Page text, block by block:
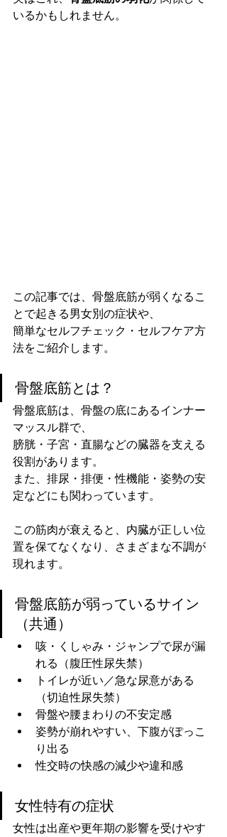
いるかもしれません。
この記事では、骨盤底筋が弱くなるこ
とで起きる男女別の症状や、
簡単なセルフチェック・セルフケア方
法をご紹介します。
骨盤底筋とは？
骨盤底筋は、骨盤の底にあるインナー
マッスル群で、
膀胱・子宮・直腸などの臓器を支える
役割があります。
また、排尿・排便・性機能・姿勢の安
定などにも関わっています。
この筋肉が衰えると、内臓が正しい位
置を保てなくなり、さまざまな不調が
現れます。
骨盤底筋が弱っているサイン
（共通）
咳・くしゃみ・ジャンプで尿が漏
れる（腹圧性尿失禁）
トイレが近い／急な尿意がある
（切迫性尿失禁）
骨盤や腰まわりの不安定感
姿勢が崩れやすい、下腹がぽっこ
り出る
性交時の快感の減少や違和感
女性特有の症状
女性は出産や更年期の影響を受けやす